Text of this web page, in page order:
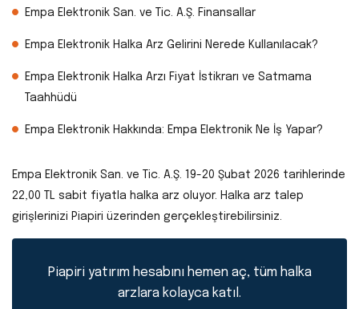
Empa Elektronik San. ve Tic. A.Ş. Finansallar
Empa Elektronik Halka Arz Gelirini Nerede Kullanılacak?
Empa Elektronik Halka Arzı Fiyat İstikrarı ve Satmama
Taahhüdü
Empa Elektronik Hakkında: Empa Elektronik Ne İş Yapar?
Empa Elektronik San. ve Tic. A.Ş. 19-20 Şubat 2026 tarihlerinde
22,00 TL sabit fiyatla halka arz oluyor. Halka arz talep
girişlerinizi Piapiri üzerinden gerçekleştirebilirsiniz.
Piapiri yatırım hesabını hemen aç, tüm halka
arzlara kolayca katıl.